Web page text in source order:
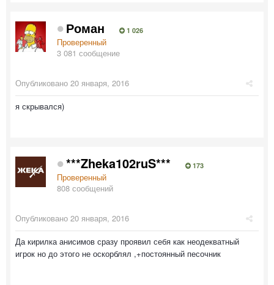
Роман 1 026
Проверенный
3 081 сообщение
Опубликовано 20 января, 2016
я скрывался)
***Zheka102ruS*** 173
Проверенный
808 сообщений
Опубликовано 20 января, 2016
Да кирилка анисимов сразу проявил себя как неодекватный
игрок но до этого не оскорблял ,+постоянный песочник